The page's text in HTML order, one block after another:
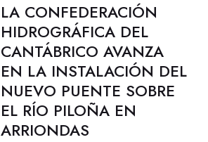
LA CONFEDERACIÓN
HIDROGRÁFICA DEL
CANTÁBRICO AVANZA
EN LA INSTALACIÓN DEL
NUEVO PUENTE SOBRE
EL RÍO PILOÑA EN
ARRIONDAS